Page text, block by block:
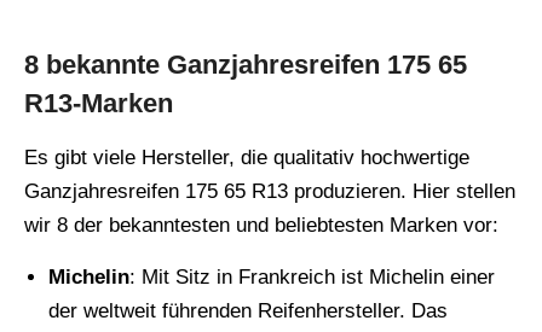
8 bekannte Ganzjahresreifen 175 65
R13-Marken
Es gibt viele Hersteller, die qualitativ hochwertige
Ganzjahresreifen 175 65 R13 produzieren. Hier stellen
wir 8 der bekanntesten und beliebtesten Marken vor:
Michelin: Mit Sitz in Frankreich ist Michelin einer
der weltweit führenden Reifenhersteller. Das